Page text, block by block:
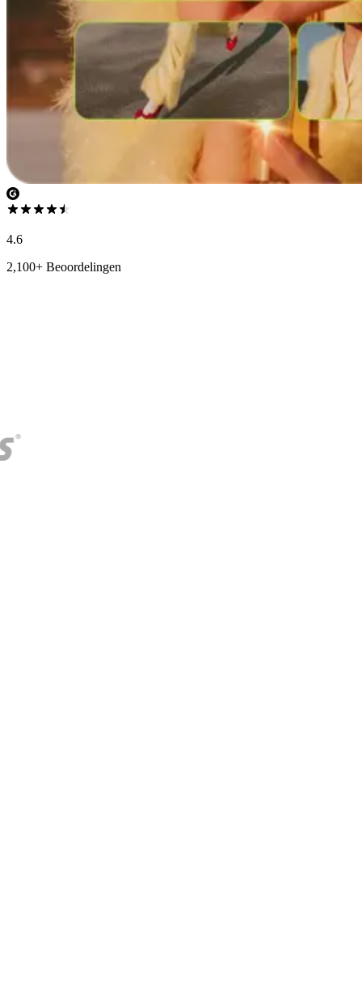
4.6
2,100+ Beoordelingen